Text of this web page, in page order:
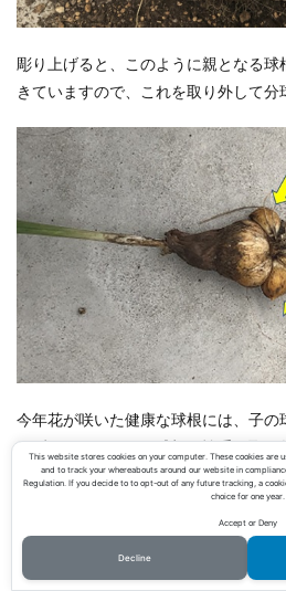
彫り上げると、このように親となる
きていますので、これを取り外して分
今年花が咲いた健康な球根には、子
はずですので、子の球根を慎重に取
所で保存しておきましょう。
そして、12月に再び上で紹介したよ
の次の年も綺麗なアイリスを見るこ
メニュー
This website stores cookies on your computer. These cookies are
and to track your whereabouts around our website in
Regulation. If you decide to to opt-out of any future tracking, a
choice for one year.
Accept or Deny
Decline